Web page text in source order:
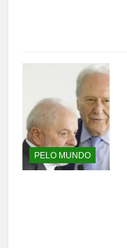
PELO MUNDO